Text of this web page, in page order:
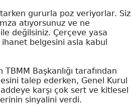
gururla poz veriyorlar. Siz
atıyorsunuz ve ne
değilsiniz. Çerçeve yasa
belgesini asla kabul
Başkanlığı tarafından
talep ederken, Genel Kurul
karşı çok sert ve kitlesel
sinyalini verdi.